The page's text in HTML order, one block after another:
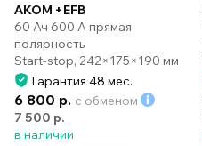
AKOM +EFB
60 Ач 600 А прямая
полярность
Start-stop, 242×175×190 мм
Гарантия 48 мес.
6 800 р. с обменом
7 500 р.
в наличии